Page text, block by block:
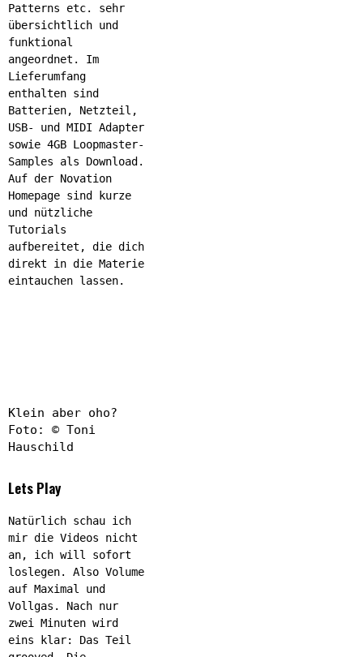
Patterns etc. sehr
übersichtlich und
funktional
angeordnet. Im
Lieferumfang
enthalten sind
Batterien, Netzteil,
USB- und MIDI Adapter
sowie 4GB Loopmaster-
Samples als Download.
Auf der Novation
Homepage sind kurze
und nützliche
Tutorials
aufbereitet, die dich
direkt in die Materie
eintauchen lassen.
Klein aber oho?
Foto: © Toni
Hauschild
Lets Play
Natürlich schau ich
mir die Videos nicht
an, ich will sofort
loslegen. Also Volume
auf Maximal und
Vollgas. Nach nur
zwei Minuten wird
eins klar: Das Teil